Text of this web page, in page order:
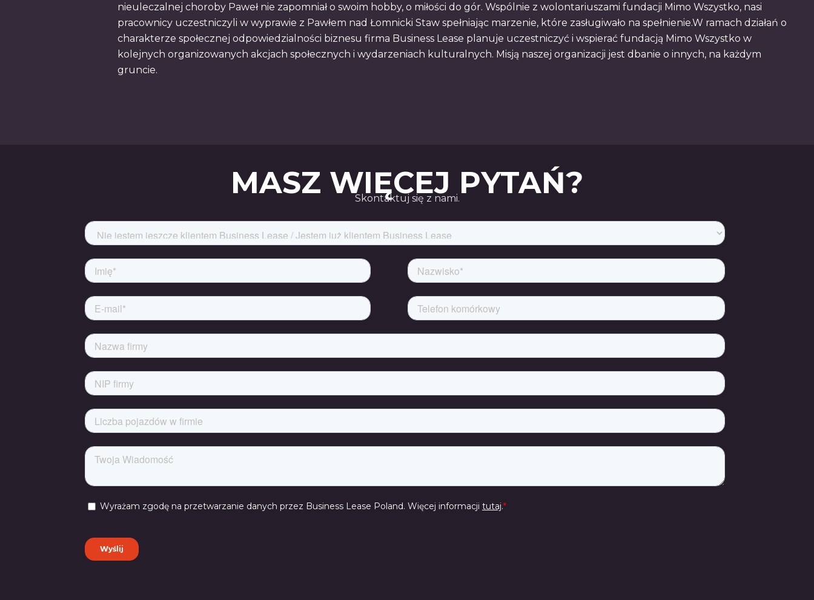
nieuleczalnej choroby Paweł nie zapomniał o swoim hobby, o miłości do gór. Wspólnie z wolontariuszami fundacji Mimo Wszystko, nasi
pracownicy uczestniczyli w wyprawie z Pawłem nad Łomnicki Staw spełniając marzenie, które zasługiwało na spełnienie.W ramach działań o
charakterze społecznej odpowiedzialności biznesu firma Business Lease planuje uczestniczyć i wspierać fundacją Mimo Wszystko w
kolejnych organizowanych akcjach społecznych i wydarzeniach kulturalnych. Misją naszej organizacji jest dbanie o innych, na każdym
gruncie.
MASZ WIĘCEJ PYTAŃ?
Skontaktuj się z nami.